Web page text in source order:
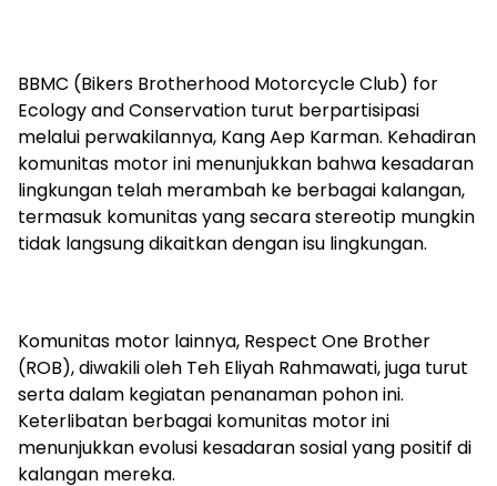
BBMC (Bikers Brotherhood Motorcycle Club) for
Ecology and Conservation turut berpartisipasi
melalui perwakilannya, Kang Aep Karman. Kehadiran
komunitas motor ini menunjukkan bahwa kesadaran
lingkungan telah merambah ke berbagai kalangan,
termasuk komunitas yang secara stereotip mungkin
tidak langsung dikaitkan dengan isu lingkungan.
Komunitas motor lainnya, Respect One Brother
(ROB), diwakili oleh Teh Eliyah Rahmawati, juga turut
serta dalam kegiatan penanaman pohon ini.
Keterlibatan berbagai komunitas motor ini
menunjukkan evolusi kesadaran sosial yang positif di
kalangan mereka.